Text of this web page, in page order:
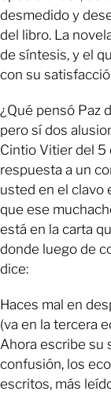
desmedido y
del libro. La
de síntesis, y el
con su
¿Qué pensó Paz
pero sí dos
Cintio Vitier del 5
respuesta a un
usted en el clavo
que ese
está en la carta
donde luego de
dice:
Haces mal en
(va en la tercera
Ahora escribe su
confusión, los
escritos, más